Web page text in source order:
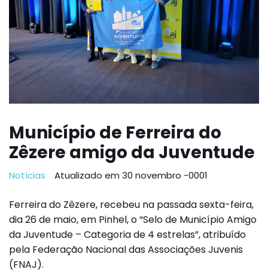
Município de Ferreira do
Zêzere amigo da Juventude
Notícias Atualizado em 30 novembro -0001
Ferreira do Zêzere, recebeu na passada sexta-feira,
dia 26 de maio, em Pinhel, o “Selo de Município Amigo
da Juventude – Categoria de 4 estrelas”, atribuído
pela Federação Nacional das Associações Juvenis
(FNAJ).